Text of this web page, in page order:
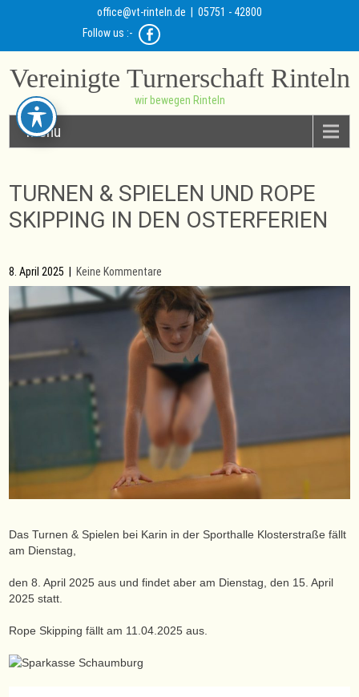
office@vt-rinteln.de | 05751 - 42800
Follow us :-
Vereinigte Turnerschaft Rinteln
wir bewegen Rinteln
Menu
TURNEN & SPIELEN UND ROPE
SKIPPING IN DEN OSTERFERIEN
8. April 2025 Keine Kommentare
Das Turnen & Spielen bei Karin in der Sporthalle Klosterstraße fällt
am Dienstag,
den 8. April 2025 aus und findet aber am Dienstag, den 15. April
2025 statt.
Rope Skipping fällt am 11.04.2025 aus.